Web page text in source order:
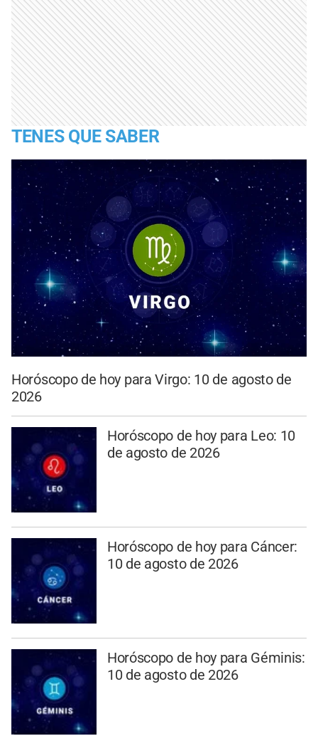
TENES QUE SABER
Horóscopo de hoy para Virgo: 10 de agosto de
2026
Horóscopo de hoy para Leo: 10
de agosto de 2026
Horóscopo de hoy para Cáncer:
10 de agosto de 2026
Horóscopo de hoy para Géminis:
10 de agosto de 2026